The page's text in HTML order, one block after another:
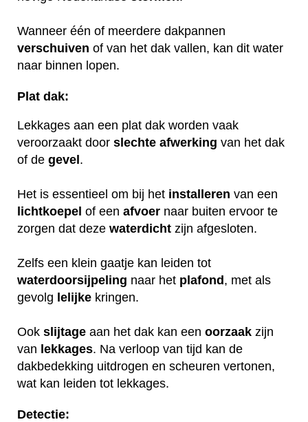
Wanneer één of meerdere dakpannen
verschuiven of van het dak vallen, kan dit water
naar binnen lopen.
Plat dak:
Lekkages aan een plat dak worden vaak
veroorzaakt door slechte afwerking van het dak
of de gevel.
Het is essentieel om bij het installeren van een
lichtkoepel of een afvoer naar buiten ervoor te
zorgen dat deze waterdicht zijn afgesloten.
Zelfs een klein gaatje kan leiden tot
waterdoorsijpeling naar het plafond, met als
gevolg lelijke kringen.
Ook slijtage aan het dak kan een oorzaak zijn
van lekkages. Na verloop van tijd kan de
dakbedekking uitdrogen en scheuren vertonen,
wat kan leiden tot lekkages.
Detectie: